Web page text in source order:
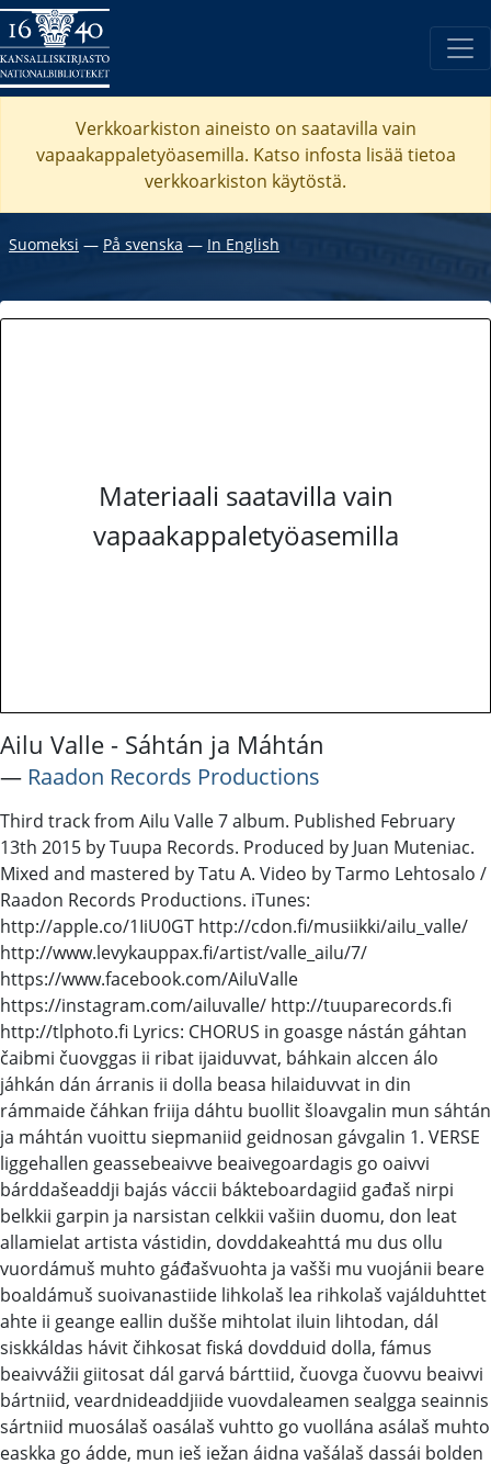
Verkkoarkiston aineisto on saatavilla vain
vapaakappaletyöasemilla. Katso infosta lisää tietoa
verkkoarkiston käytöstä.
Suomeksi ― På svenska ― In English
Materiaali saatavilla vain
vapaakappaletyöasemilla
Ailu Valle - Sáhtán ja Máhtán
― Raadon Records Productions
Third track from Ailu Valle 7 album. Published February
13th 2015 by Tuupa Records. Produced by Juan Muteniac.
Mixed and mastered by Tatu A. Video by Tarmo Lehtosalo /
Raadon Records Productions. iTunes:
http://apple.co/1IiU0GT http://cdon.fi/musiikki/ailu_valle/
http://www.levykauppax.fi/artist/valle_ailu/7/
https://www.facebook.com/AiluValle
https://instagram.com/ailuvalle/ http://tuuparecords.fi
http://tlphoto.fi Lyrics: CHORUS in goasge nástán gáhtan
čaibmi čuovggas ii ribat ijaiduvvat, báhkain alccen álo
jáhkán dán árranis ii dolla beasa hilaiduvvat in din
rámmaide čáhkan friija dáhtu buollit šloavgalin mun sáhtán
ja máhtán vuoittu siepmaniid geidnosan gávgalin 1. VERSE
liggehallen geassebeaivve beaivegoardagis go oaivvi
bárddašeaddji bajás váccii bákteboardagiid gađaš nirpi
belkkii garpin ja narsistan celkkii vašiin duomu, don leat
allamielat artista vástidin, dovddakeahttá mu dus ollu
vuordámuš muhto gáđašvuohta ja vašši mu vuojánii beare
boaldámuš suoivanastiide lihkolaš lea rihkolaš vajálduhttet
ahte ii geange eallin dušše mihtolat iluin lihtodan, dál
siskkáldas hávit čihkosat fiská dovdduid dolla, fámus
beaivvážii giitosat dál garvá bárttiid, čuovga čuovvu beaivvi
bártniid, veardnideaddjiide vuovdaleamen sealgga seainnis
sártniid muosálaš oasálaš vuhtto go vuollána asálaš muhto
easkka go ádde, mun ieš iežan áidna vašálaš dassái bolden